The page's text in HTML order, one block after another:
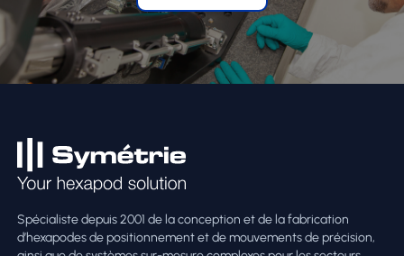
Spécialiste depuis 2001 de la conception et de la fabrication
d’hexapodes de positionnement et de mouvements de précision,